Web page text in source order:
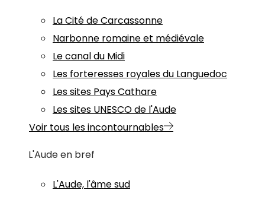
La Cité de Carcassonne
Narbonne romaine et médiévale
Le canal du Midi
Les forteresses royales du Languedoc
Les sites Pays Cathare
Les sites UNESCO de l'Aude
Voir tous les incontournables
L'Aude en bref
L'Aude, l'âme sud